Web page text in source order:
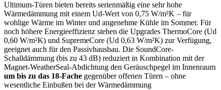
Ultimum-Türen bieten bereits serienmäßig eine sehr hohe
Wärmedämmung mit einem Ud-Wert von 0,75 W/m²K – für
wohlige Wärme im Winter und angenehme Kühle im Sommer. Für
noch höhere Energieeffizienz stehen die Upgrades ThermoCore (Ud
0,60 W/m²K) und SupremeCore (Ud 0,63 W/m²K) zur Verfügung,
geeignet auch für den Passivhausbau. Die SoundCore-
Schalldämmung (bis zu 43 dB) reduziert in Kombination mit der
Magnet-WeatherSeal-Abdichtung den Geräuschpegel im Innenraum
um bis zu das 18-Fache gegenüber offenen Türen – ohne
wesentliche Einbußen bei der Wärmedämmung